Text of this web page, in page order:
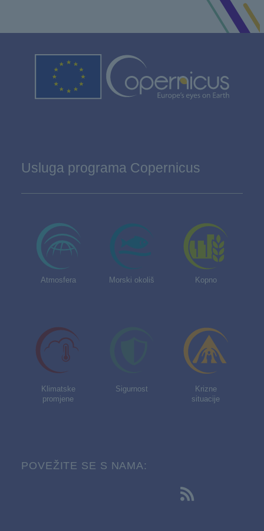
Usluga programa Copernicus
Atmosfera Morski okoliš Kopno
Klimatske
promjene
Sigurnost
Krizne
situacije
POVEŽITE SE S NAMA: